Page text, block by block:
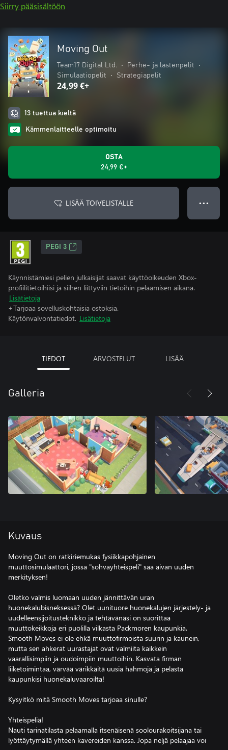
Siirry pääsisältöön
Moving Out
Team17 Digital Ltd. • Perhe- ja lastenpelit
•
Simulaatiopelit
• Strategiapelit
24,99 €+
13 tuettua kieltä
Kämmenlaitteelle optimoitu
OSTA
24,99 €+
LISÄÄ TOIVELISTALLE ● ● ●
PEGI 3
Käynnistämiesi pelien julkaisijat saavat käyttöoikeuden Xbox-
profiilitietoihiisi ja siihen liittyviin tietoihin pelaamisen aikana.
Lisätietoja
+Tarjoaa sovelluskohtaisia ostoksia.
Käytönvalvontatiedot. Lisätietoja
TIEDOT ARVOSTELUT LISÄÄ
Galleria
Kuvaus
Moving Out on ratkiriemukas fysiikkapohjainen
muuttosimulaattori, jossa "sohvayhteispeli" saa aivan uuden
merkityksen!
Oletko valmis luomaan uuden jännittävän uran
huonekalubisneksessä? Olet uunituore huonekalujen järjestely- ja
uudelleensijoitusteknikko ja tehtävänäsi on suorittaa
muuttokeikkoja eri puolilla vilkasta Packmoren kaupunkia.
Smooth Moves ei ole ehkä muuttofirmoista suurin ja kaunein,
mutta sen ahkerat uurastajat ovat valmiita kaikkein
vaarallisimpiin ja oudoimpiin muuttoihin. Kasvata firman
liiketoimintaa, värvää värikkäitä uusia hahmoja ja pelasta
kaupunkisi huonekaluvaaroilta!
Kysyitkö mitä Smooth Moves tarjoaa sinulle?
Yhteispeliä!
Nauti tarinatilasta pelaamalla itsenäisenä soolourakoitsijana tai
lyöttäytymällä yhteen kavereiden kanssa. Jopa neljä pelaajaa voi